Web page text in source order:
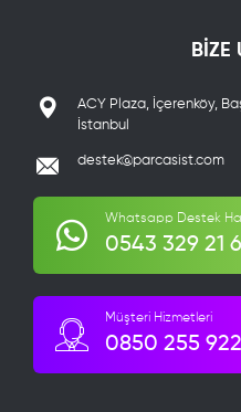
BİZE
ACY Plaza, İçerenköy,
İstanbul
destek@parcasist.com
Whatsapp Destek
0543 329 21
Müşteri Hizmetleri
0850 255